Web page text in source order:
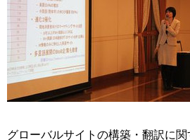
グローバルサイトの構築・翻訳に